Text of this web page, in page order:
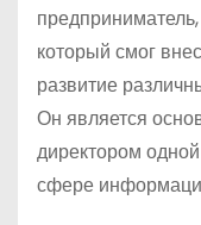
который смог
развитие
Он является
директором
сфере